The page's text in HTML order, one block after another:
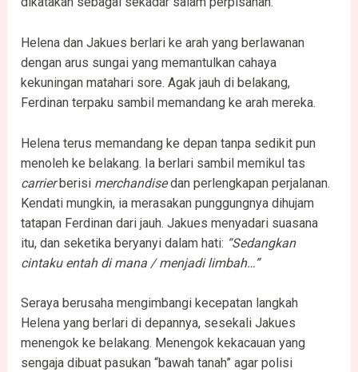
Helena dan Jakues berlari ke arah yang berlawanan
dengan arus sungai yang memantulkan cahaya
kekuningan matahari sore. Agak jauh di belakang,
Ferdinan terpaku sambil memandang ke arah mereka.
Helena terus memandang ke depan tanpa sedikit pun
menoleh ke belakang. Ia berlari sambil memikul tas
carrierberisi merchandisedan perlengkapan perjalanan.
Kendati mungkin, ia merasakan punggungnya dihujam
tatapan Ferdinan dari jauh. Jakues menyadari suasana
itu, dan seketika beryanyi dalam hati: “Sedangkan
cintaku entah di mana / menjadi limbah…”
Seraya berusaha mengimbangi kecepatan langkah
Helena yang berlari di depannya, sesekali Jakues
menengok ke belakang. Menengok kekacauan yang
sengaja dibuat pasukan “bawah tanah” agar polisi